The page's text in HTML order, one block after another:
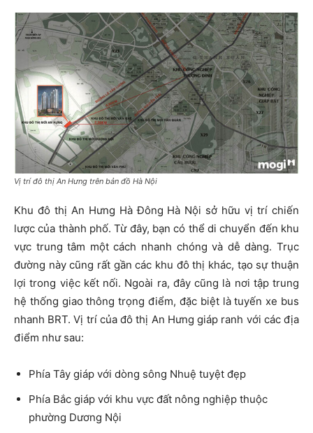
Vị trí đô thị An Hưng trên bản đồ Hà Nội
Khu đô thị An Hưng Hà Đông Hà Nội sở hữu vị trí chiến
lược của thành phố. Từ đây, bạn có thể di chuyển đến khu
vực trung tâm một cách nhanh chóng và dễ dàng. Trục
đường này cũng rất gần các khu đô thị khác, tạo sự thuận
lợi trong việc kết nối. Ngoài ra, đây cũng là nơi tập trung
hệ thống giao thông trọng điểm, đặc biệt là tuyến xe bus
nhanh BRT. Vị trí của đô thị An Hưng giáp ranh với các địa
điểm như sau:
Phía Tây giáp với dòng sông Nhuệ tuyệt đẹp
Phía Bắc giáp với khu vực đất nông nghiệp thuộc
phường Dương Nội